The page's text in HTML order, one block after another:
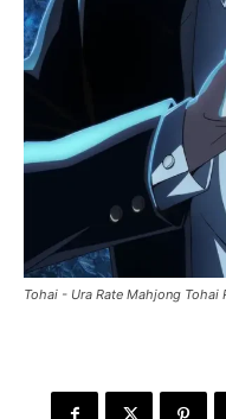
Tohai - Ura Rate Mahjong Tohai